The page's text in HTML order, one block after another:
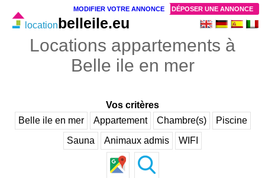
Locations appartements à
Belle ile en mer
locationbelleile.eu
Vos critères
Belle ile en mer
Appartement Chambre(s)
Piscine
Sauna
Animaux admis WIFI
DÉPOSER UNE ANNONCE
MODIFIER VOTRE ANNONCE